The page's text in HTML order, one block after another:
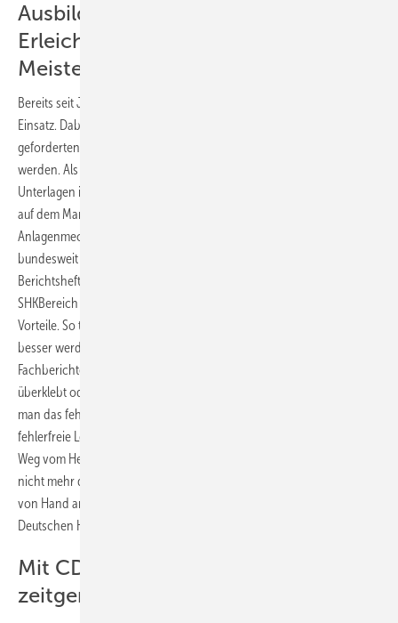
Ausbildungsordner bringt
Erleichterung für Lehrling und
Meister
Bereits seit Jahrzehnten sind die traditionellen Berichtshefte im
Einsatz. Dabei müssen Ausbildungsnachweise und die vom Ausbilder
geforderten Fachberichte nicht zwingend in einem Heft verewigt
werden. Als flexibler und auch ordentlicher hat sich das Sammeln der
Unterlagen in einem Ring-Ordner er­wiesen, der seit über drei Jahren
auf dem Markt ist und mit dem bereits über 10000 Auszubildende zum
Anlagenmechaniker für Sanitär-, Heizungs- und Klimatechnik
bundesweit arbeiten. Dies Instrument löst das traditionelle
Berichtsheft immer mehr ab und wird die alten Berichtshefte im
SHKBereich vermutlich bald ganz ersetzen. Un­bestritten sind die
Vorteile. So trägt er dazu bei, dass die abgegeben Arbeiten qualitativ
besser werden. Denn wenn der Lehrling beim Verfassen der
Fachberichte in einem Heft ein Fehler macht, dann wird radiert,
überklebt oder durchgestrichen. Bei einer ­Loseblattsammlung kann
man das fehler­hafte Blatt einfach wegwerfen und erneut ­eine
fehlerfreie Leistung anstreben. Ein ­weiterer, wichtiger Grund für den
Weg vom Heft zum Ordner ist der Computer. Denn es besteht heute
nicht mehr die Forderung, Ausbildungsnachweise und Fachberichte
von Hand anzufertigen. Dies hat auch der ­Zentralverband des
Deutschen Handwerks bestätigt.
Mit CD-ROM-Vorlagen am PC
zeitgemäß arbeiten